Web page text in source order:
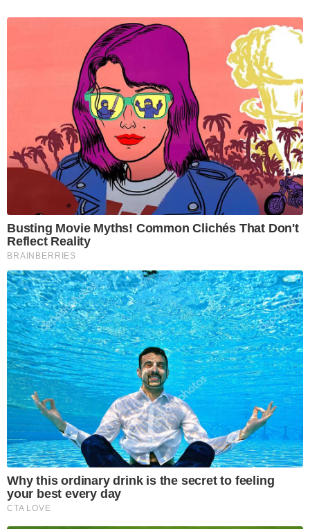
Busting Movie Myths! Common Clichés That Don't
Reflect Reality
BRAINBERRIES
Why this ordinary drink is the secret to feeling
your best every day
CTA LOVE